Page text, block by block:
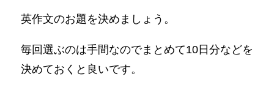
英作文のお題を決めましょう。
毎回選ぶのは手間なのでまとめて10日分などを
決めておくと良いです。